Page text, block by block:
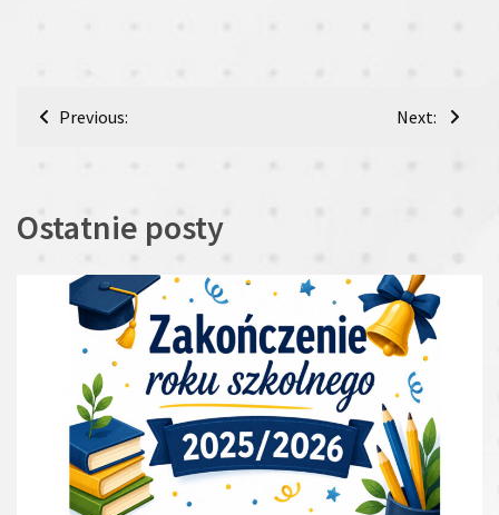
Nawigacja
Previous: Next:
Ostatnie posty